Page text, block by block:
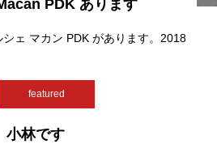
PDK あります
ェ マカン PDK があります。2018
featured
小林です